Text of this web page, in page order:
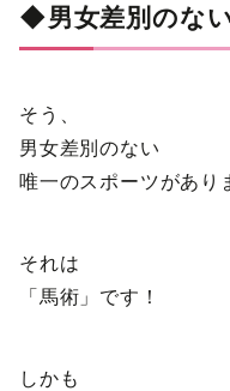
◆男女差別のな
そう、
男女差別のない
唯一のスポーツがあり
それは
「馬術」です！
しかも